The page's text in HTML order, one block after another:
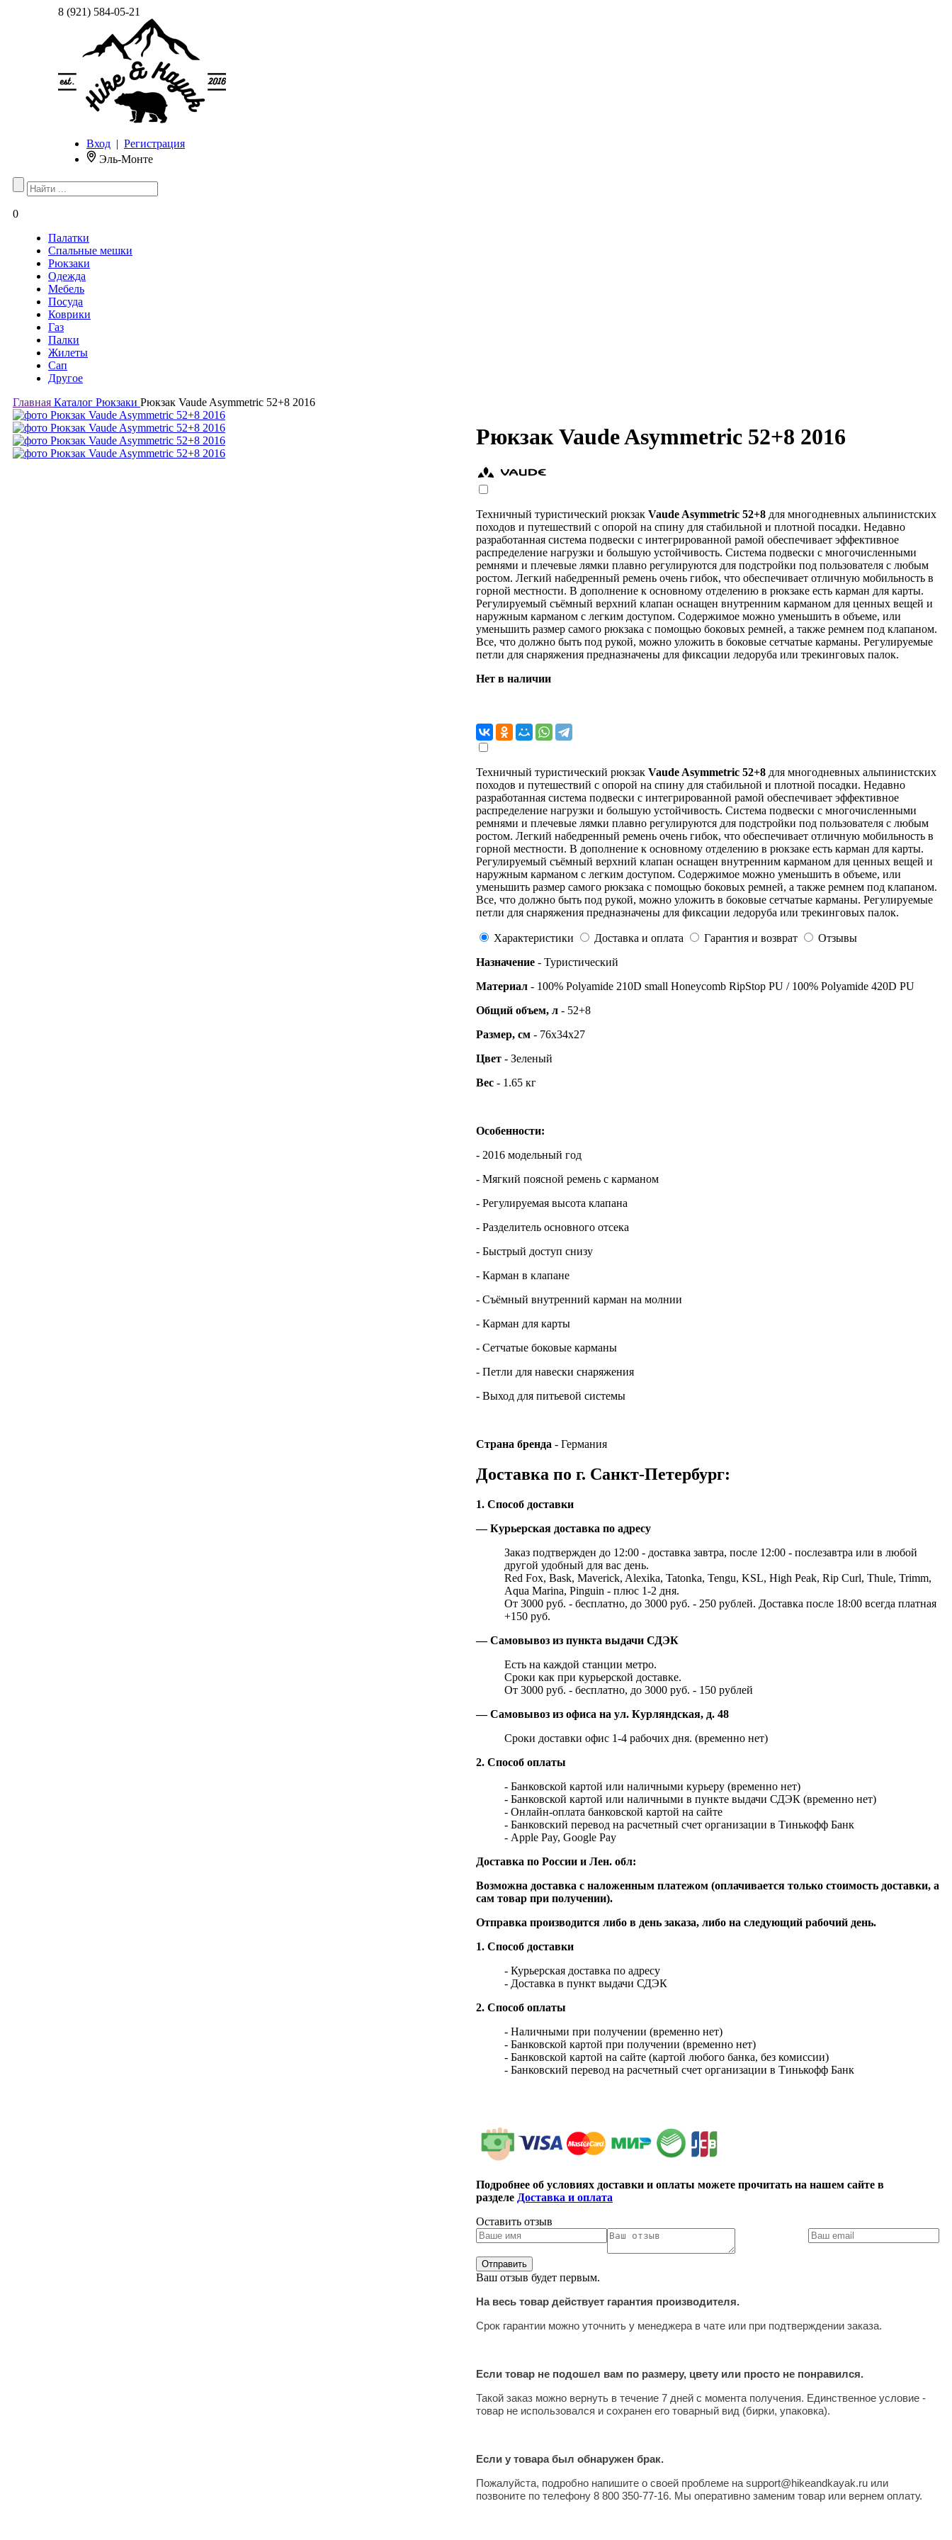
8 (921) 584-05-21
Вход | Регистрация
Эль-Монте
0
Палатки
Спальные мешки
Рюкзаки
Одежда
Мебель
Посуда
Коврики
Газ
Палки
Жилеты
Сап
Другое
Главная Каталог Рюкзаки Рюкзак Vaude Asymmetric 52+8 2016
Рюкзак Vaude Asymmetric 52+8 2016
Техничный туристический рюкзак Vaude Asymmetric 52+8 для многодневных альпинистских
походов и путешествий с опорой на спину для стабильной и плотной посадки. Недавно
разработанная система подвески с интегрированной рамой обеспечивает эффективное
распределение нагрузки и большую устойчивость. Система подвески с многочисленными
ремнями и плечевые лямки плавно регулируются для подстройки под пользователя с любым
ростом. Легкий набедренный ремень очень гибок, что обеспечивает отличную мобильность в
горной местности. В дополнение к основному отделению в рюкзаке есть карман для карты.
Регулируемый съёмный верхний клапан оснащен внутренним карманом для ценных вещей и
наружным карманом с легким доступом. Содержимое можно уменьшить в объеме, или
уменьшить размер самого рюкзака с помощью боковых ремней, а также ремнем под клапаном.
Все, что должно быть под рукой, можно уложить в боковые сетчатые карманы. Регулируемые
петли для снаряжения предназначены для фиксации ледоруба или трекинговых палок.
Нет в наличии
Техничный туристический рюкзак Vaude Asymmetric 52+8 для многодневных альпинистских
походов и путешествий с опорой на спину для стабильной и плотной посадки. Недавно
разработанная система подвески с интегрированной рамой обеспечивает эффективное
распределение нагрузки и большую устойчивость. Система подвески с многочисленными
ремнями и плечевые лямки плавно регулируются для подстройки под пользователя с любым
ростом. Легкий набедренный ремень очень гибок, что обеспечивает отличную мобильность в
горной местности. В дополнение к основному отделению в рюкзаке есть карман для карты.
Регулируемый съёмный верхний клапан оснащен внутренним карманом для ценных вещей и
наружным карманом с легким доступом. Содержимое можно уменьшить в объеме, или
уменьшить размер самого рюкзака с помощью боковых ремней, а также ремнем под клапаном.
Все, что должно быть под рукой, можно уложить в боковые сетчатые карманы. Регулируемые
петли для снаряжения предназначены для фиксации ледоруба или трекинговых палок.
Характеристики Доставка и оплата Гарантия и возврат
Отзывы
Назначение - Туристический
Материал - 100% Polyamide 210D small Honeycomb RipStop PU / 100% Polyamide 420D PU
Общий объем, л - 52+8
Размер, см - 76x34x27
Цвет - Зеленый
Вес - 1.65 кг
Особенности:
- 2016 модельный год
- Мягкий поясной ремень с карманом
- Регулируемая высота клапана
- Разделитель основного отсека
- Быстрый доступ снизу
- Карман в клапане
- Съёмный внутренний карман на молнии
- Карман для карты
- Сетчатые боковые карманы
- Петли для навески снаряжения
- Выход для питьевой системы
Страна бренда - Германия
Доставка по г. Санкт-Петербург:
1. Способ доставки
— Курьерская доставка по адресу
Заказ подтвержден до 12:00 - доставка завтра, после 12:00 - послезавтра или в любой
другой удобный для вас день.
Red Fox, Bask, Maverick, Alexika, Tatonka, Tengu, KSL, High Peak, Rip Curl, Thule, Trimm,
Aqua Marina, Pinguin - плюс 1-2 дня.
От 3000 руб. - бесплатно, до 3000 руб. - 250 рублей. Доставка после 18:00 всегда платная
+150 руб.
— Самовывоз из пункта выдачи СДЭК
Есть на каждой станции метро.
Сроки как при курьерской доставке.
От 3000 руб. - бесплатно, до 3000 руб. - 150 рублей
— Самовывоз из офиса на ул. Курляндская, д. 48
Сроки доставки офис 1-4 рабочих дня. (временно нет)
2. Способ оплаты
- Банковской картой или наличными курьеру (временно нет)
- Банковской картой или наличными в пункте выдачи СДЭК (временно нет)
- Онлайн-оплата банковской картой на сайте
- Банковский перевод на расчетный счет организации в Тинькофф Банк
- Apple Pay, Google Pay
Доставка по России и Лен. обл:
Возможна доставка с наложенным платежом (оплачивается только стоимость доставки, а
сам товар при получении).
Отправка производится либо в день заказа, либо на следующий рабочий день.
1. Способ доставки
- Курьерская доставка по адресу
- Доставка в пункт выдачи СДЭК
2. Способ оплаты
- Наличными при получении (временно нет)
- Банковской картой при получении (временно нет)
- Банковской картой на сайте (картой любого банка, без комиссии)
- Банковский перевод на расчетный счет организации в Тинькофф Банк
Подробнее об условиях доставки и оплаты можете прочитать на нашем сайте в
разделе Доставка и оплата
Оставить отзыв
Ваш отзыв будет первым.
На весь товар действует гарантия производителя.
Срок гарантии можно уточнить у менеджера в чате или при подтверждении заказа.
Если товар не подошел вам по размеру, цвету или просто не понравился.
Такой заказ можно вернуть в течение 7 дней с момента получения. Единственное условие -
товар не использовался и сохранен его товарный вид (бирки, упаковка).
Если у товара был обнаружен брак.
Пожалуйста, подробно напишите о своей проблеме на support@hikeandkayak.ru или
позвоните по телефону 8 800 350-77-16. Мы оперативно заменим товар или вернем оплату.